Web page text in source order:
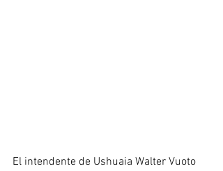
El intendente de Ushuaia Walter Vuoto